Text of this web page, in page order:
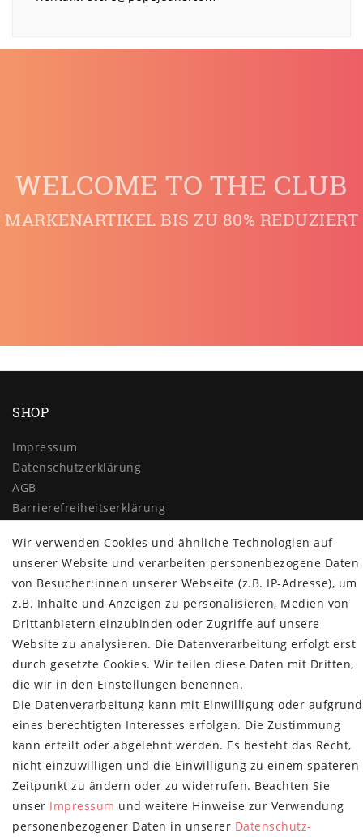
WELCOME TO THE CLUB
MARKENARTIKEL BIS ZU 80% REDUZIERT
SHOP
Impressum
Daten­schutz­erklärung
AGB
Barrierefreiheitserklärung
Vertrag widerrufen
MYPOPUPCLUB
Über uns
Retoure
Versand- und Zahlungsbedingungen
NEWSLETTER
E-MAIL **
Newsletter
Honig
Hiermit bestätige ich, dass ich die Daten­schutz­erklärunggelesen habe.
Meine Einwilligung kann ich jederzeit widerrufen.**
Abonnieren
Wir verwenden Cookies und ähnliche Technologien auf
unserer Website und verarbeiten personenbezogene Daten
von Besucher:innen unserer Webseite (z.B. IP-Adresse), um
z.B. Inhalte und Anzeigen zu personalisieren, Medien von
Drittanbietern einzubinden oder Zugriffe auf unsere
Website zu analysieren. Die Datenverarbeitung erfolgt erst
durch gesetzte Cookies. Wir teilen diese Daten mit Dritten,
die wir in den Einstellungen benennen.
Die Datenverarbeitung kann mit Einwilligung oder aufgrund
eines berechtigten Interesses erfolgen. Die Zustimmung
kann erteilt oder abgelehnt werden. Es besteht das Recht,
nicht einzuwilligen und die Einwilligung zu einem späteren
Zeitpunkt zu ändern oder zu widerrufen. Beachten Sie
unser Impressum und weitere Hinweise zur Verwendung
personenbezogener Daten in unserer Daten­schutz­